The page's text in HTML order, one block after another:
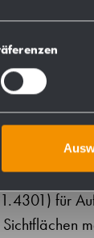
728120
für